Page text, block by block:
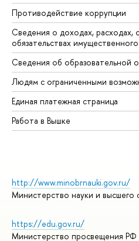
Противодействие коррупции
Сведения о доходах, расходах,
обязательствах
Сведения об образовательной
Людям с ограниченными
Единая платежная страница
Работа в Вышке
http://www.minobrnauki.gov.ru/
Министерство науки и высшего
https://edu.gov.ru/
Министерство просвещения РФ